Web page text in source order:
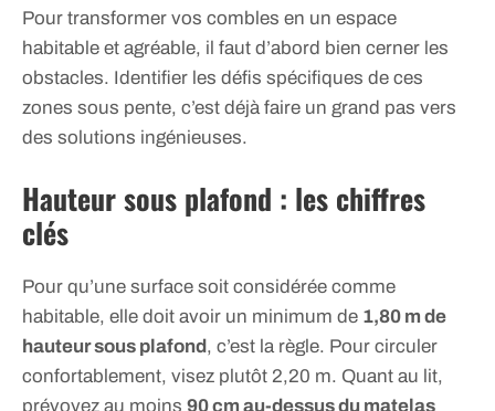
Pour transformer vos combles en un espace
habitable et agréable, il faut d’abord bien cerner les
obstacles. Identifier les défis spécifiques de ces
zones sous pente, c’est déjà faire un grand pas vers
des solutions ingénieuses.
Hauteur sous plafond : les chiffres
clés
Pour qu’une surface soit considérée comme
habitable, elle doit avoir un minimum de 1,80 m de
hauteur sous plafond, c’est la règle. Pour circuler
confortablement, visez plutôt 2,20 m. Quant au lit,
prévoyez au moins 90 cm au-dessus du matelas